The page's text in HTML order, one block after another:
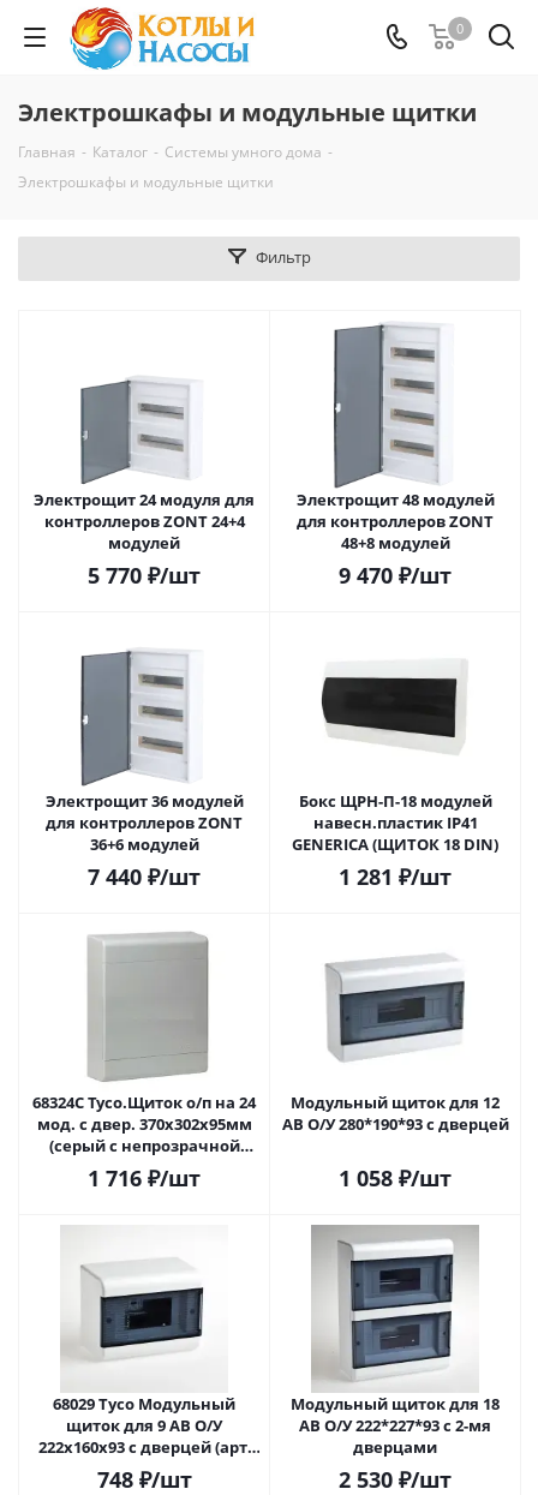
0
Электрошкафы и модульные щитки
Главная - Каталог - Системы умного дома -
Электрошкафы и модульные щитки
Фильтр
Электрощит 24 модуля для
контроллеров ZONT 24+4
модулей
5 770 ₽/шт
Электрощит 48 модулей
для контроллеров ZONT
48+8 модулей
9 470 ₽/шт
Электрощит 36 модулей
для контроллеров ZONT
36+6 модулей
7 440 ₽/шт
Бокс ЩРН-П-18 модулей
навесн.пластик IP41
GENERICA (ЩИТОК 18 DIN)
1 281 ₽/шт
68324С Тусо.Щиток о/п на 24
мод. с двер. 370х302х95мм
(серый с непрозрачной
дверцей)
1 716 ₽/шт
Модульный щиток для 12
АВ О/У 280*190*93 с дверцей
1 058 ₽/шт
68029 Tyco Модульный
щиток для 9 АВ О/У
222x160x93 с дверцей (арт.
10231 )
748₽/шт
Модульный щиток для 18
АВ О/У 222*227*93 с 2-мя
дверцами
2 530 ₽/шт